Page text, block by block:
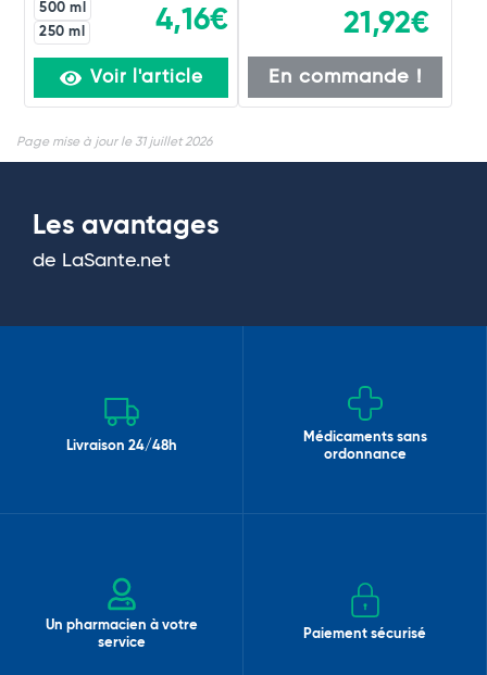
500 ml
250 ml
4,16€
Voir l'article
21,92€
En commande !
Page mise à jour le 31 juillet 2026
Les avantages
de LaSante.net
Livraison 24/48h
Médicaments sans
ordonnance
Un pharmacien à votre
service
Paiement sécurisé